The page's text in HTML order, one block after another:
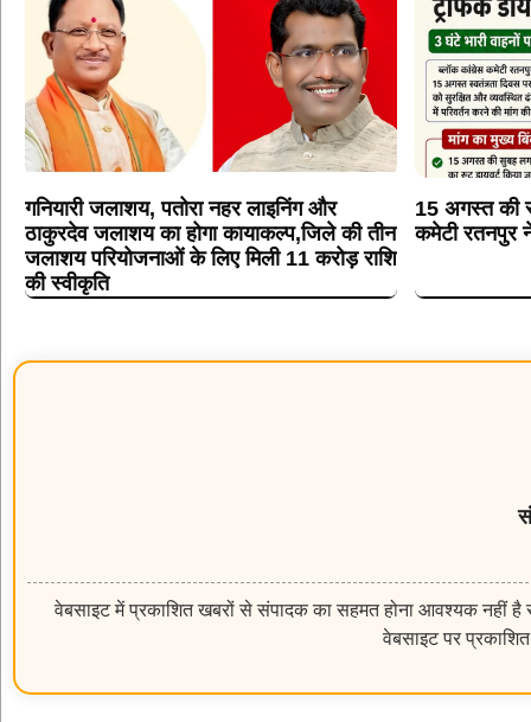
गनियारी जलाशय, पतोरा नहर लाइनिंग और
ठाकुरदेव जलाशय का होगा कायाकल्प,जिले की तीन
जलाशय परियोजनाओं के लिए मिली 11 करोड़ राशि
की स्वीकृति
15 अगस्त की
कमेटी रतनपुर
वेबसाइट में प्रकाशित खबरों से संपादक का सहमत होना आवश्यक नहीं है
वेबसाइट पर